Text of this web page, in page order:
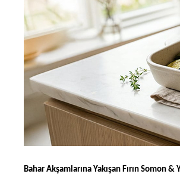
Bahar Akşamlarına Yakışan Fırın Somon &